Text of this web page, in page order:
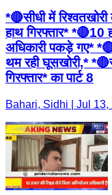
*🔴सीधी में
हाथ गिरफ्तार*
अधिकारी पकड़े गए*
थम रही घूसखोरी,*
गिरफ्तार* का पार्ट 8
Bahari, Sidhi | Jul 13,